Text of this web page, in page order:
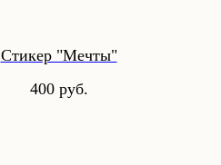
Стикер "Мечты"
400 руб.